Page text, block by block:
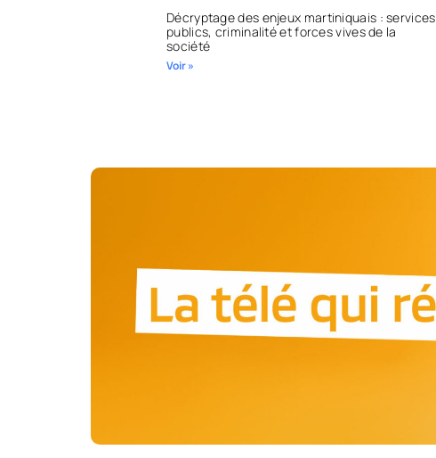
Décryptage des enjeux martiniquais : services
publics, criminalité et forces vives de la
société
Voir »